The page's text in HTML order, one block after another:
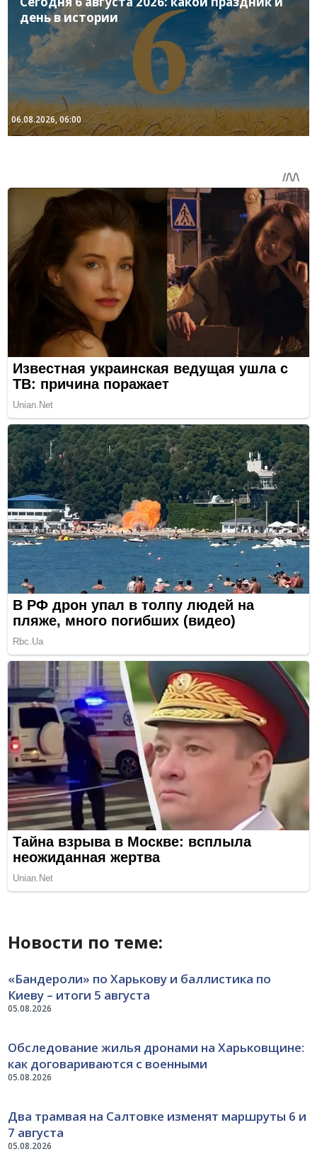
день в истории
06.08.2026, 06:00
Новости по теме:
05.08.2026
«Бандероли» по Харькову и баллистика по
Киеву – итоги 5 августа
05.08.2026
Обследование жилья дронами на Харьковщине:
как договариваются с военными
05.08.2026
Два трамвая на Салтовке изменят маршруты 6 и
7 августа